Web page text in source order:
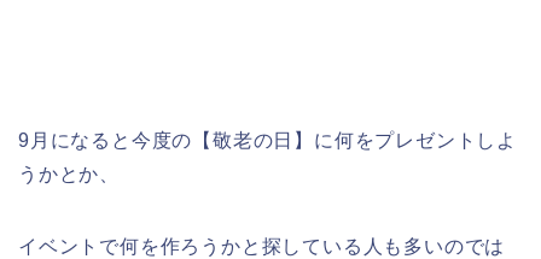
9月になると今度の【敬老の日】に何をプレゼントしよ
うかとか、
イベントで何を作ろうかと探している人も多いのでは